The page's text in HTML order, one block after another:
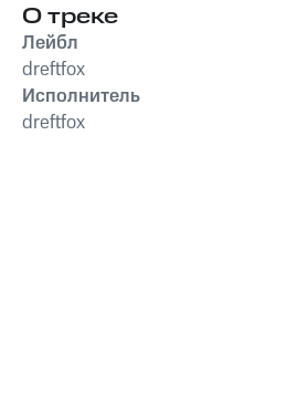
О треке
Лейбл
dreftfox
Исполнитель
dreftfox